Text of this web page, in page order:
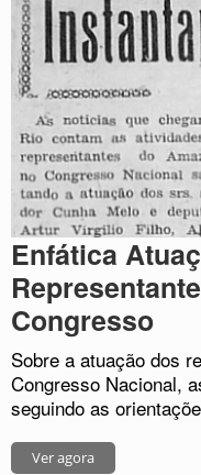
Enfática
Congresso
Sobre a atuação dos
Congresso Nacional,
seguindo as
Ver agora